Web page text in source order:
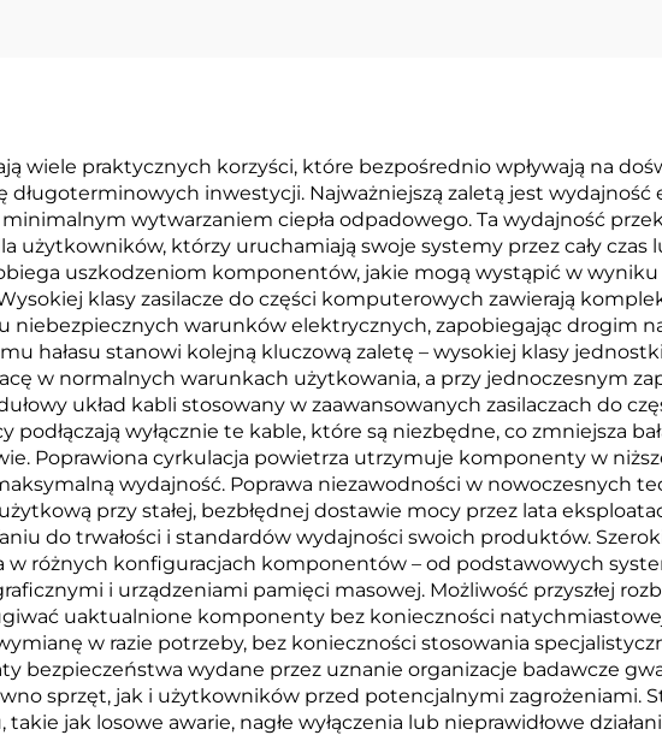
wiele praktycznych korzyści, które bezpośrednio wpływają na
inwestycji. Najważniejszą zaletą jest wydajność
wytwarzaniem ciepła odpadowego. Ta wydajność
użytkowników, którzy uruchamiają swoje systemy przez cały czas
uszkodzeniom komponentów, jakie mogą wystąpić w wyniku
klasy zasilacze do części komputerowych zawierają
niebezpiecznych warunków elektrycznych, zapobiegając drogim
hałasu stanowi kolejną kluczową zaletę – wysokiej klasy
w normalnych warunkach użytkowania, a przy jednoczesnym
układ kabli stosowany w zaawansowanych zasilaczach do
wyłącznie te kable, które są niezbędne, co zmniejsza
Poprawiona cyrkulacja powietrza utrzymuje komponenty w
wydajność. Poprawa niezawodności w nowoczesnych
przy stałej, bezbłędnej dostawie mocy przez lata
do trwałości i standardów wydajności swoich produktów.
w różnych konfiguracjach komponentów – od podstawowych
i urządzeniami pamięci masowej. Możliwość przyszłej
uaktualnione komponenty bez konieczności
w razie potrzeby, bez konieczności stosowania
bezpieczeństwa wydane przez uznanie organizacje badawcze
sprzęt, jak i użytkowników przed potencjalnymi zagrożeniami.
jak losowe awarie, nagłe wyłączenia lub nieprawidłowe